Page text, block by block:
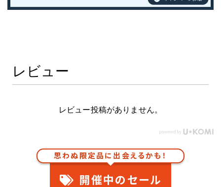
レビュー
レビュー投稿がありません。
思わぬ限定品に出会えるかも！
開催中のセール